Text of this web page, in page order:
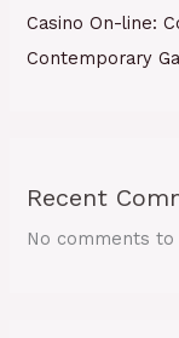
Casino On-line:
Contemporary
Recent
No comments to